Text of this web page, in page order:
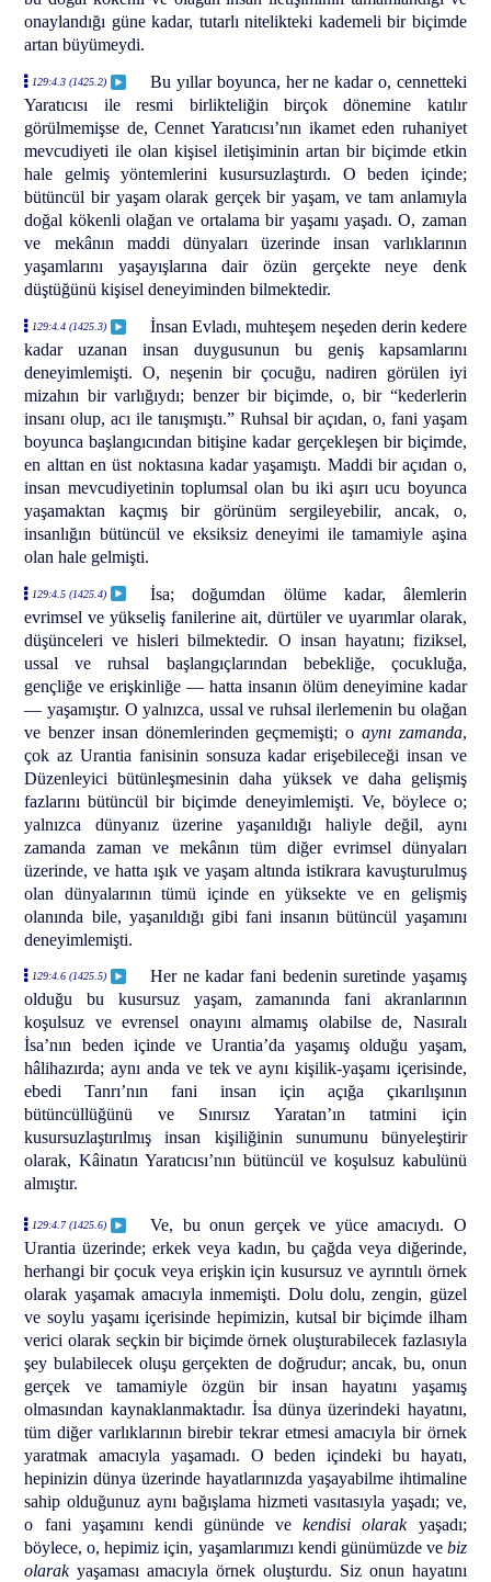
onaylandığı güne kadar, tutarlı nitelikteki kademeli bir biçimde
artan büyümeydi.
129:4.3 (1425.2)
Bu yıllar boyunca, her ne kadar o, cennetteki
Yaratıcısı ile resmi birlikteliğin birçok dönemine katılır
görülmemişse de, Cennet Yaratıcısı’nın ikamet eden ruhaniyet
mevcudiyeti ile olan kişisel iletişiminin artan bir biçimde etkin
hale gelmiş yöntemlerini kusursuzlaştırdı. O beden içinde;
bütüncül bir yaşam olarak gerçek bir yaşam, ve tam anlamıyla
doğal kökenli olağan ve ortalama bir yaşamı yaşadı. O, zaman
ve mekânın maddi dünyaları üzerinde insan varlıklarının
yaşamlarını yaşayışlarına dair özün gerçekte neye denk
düştüğünü kişisel deneyiminden bilmektedir.
129:4.4 (1425.3)
İnsan Evladı, muhteşem neşeden derin kedere
kadar uzanan insan duygusunun bu geniş kapsamlarını
deneyimlemişti. O, neşenin bir çocuğu, nadiren görülen iyi
mizahın bir varlığıydı; benzer bir biçimde, o, bir “kederlerin
insanı olup, acı ile tanışmıştı.” Ruhsal bir açıdan, o, fani yaşam
boyunca başlangıcından bitişine kadar gerçekleşen bir biçimde,
en alttan en üst noktasına kadar yaşamıştı. Maddi bir açıdan o,
insan mevcudiyetinin toplumsal olan bu iki aşırı ucu boyunca
yaşamaktan kaçmış bir görünüm sergileyebilir, ancak, o,
insanlığın bütüncül ve eksiksiz deneyimi ile tamamiyle aşina
olan hale gelmişti.
129:4.5 (1425.4)
İsa; doğumdan ölüme kadar, âlemlerin
evrimsel ve yükseliş fanilerine ait, dürtüler ve uyarımlar olarak,
düşünceleri ve hisleri bilmektedir. O insan hayatını; fiziksel,
ussal ve ruhsal başlangıçlarından bebekliğe, çocukluğa,
gençliğe ve erişkinliğe — hatta insanın ölüm deneyimine kadar
— yaşamıştır. O yalnızca, ussal ve ruhsal ilerlemenin bu olağan
ve benzer insan dönemlerinden geçmemişti; o aynı zamanda,
çok az Urantia fanisinin sonsuza kadar erişebileceği insan ve
Düzenleyici bütünleşmesinin daha yüksek ve daha gelişmiş
fazlarını bütüncül bir biçimde deneyimlemişti. Ve, böylece o;
yalnızca dünyanız üzerine yaşanıldığı haliyle değil, aynı
zamanda zaman ve mekânın tüm diğer evrimsel dünyaları
üzerinde, ve hatta ışık ve yaşam altında istikrara kavuşturulmuş
olan dünyalarının tümü içinde en yüksekte ve en gelişmiş
olanında bile, yaşanıldığı gibi fani insanın bütüncül yaşamını
deneyimlemişti.
129:4.6 (1425.5)
Her ne kadar fani bedenin suretinde yaşamış
olduğu bu kusursuz yaşam, zamanında fani akranlarının
koşulsuz ve evrensel onayını almamış olabilse de, Nasıralı
İsa’nın beden içinde ve Urantia’da yaşamış olduğu yaşam,
hâlihazırda; aynı anda ve tek ve aynı kişilik-yaşamı içerisinde,
ebedi Tanrı’nın fani insan için açığa çıkarılışının
bütüncüllüğünü ve Sınırsız Yaratan’ın tatmini için
kusursuzlaştırılmış insan kişiliğinin sunumunu bünyeleştirir
olarak, Kâinatın Yaratıcısı’nın bütüncül ve koşulsuz kabulünü
almıştır.
129:4.7 (1425.6)
Ve, bu onun gerçek ve yüce amacıydı. O
Urantia üzerinde; erkek veya kadın, bu çağda veya diğerinde,
herhangi bir çocuk veya erişkin için kusursuz ve ayrıntılı örnek
olarak yaşamak amacıyla inmemişti. Dolu dolu, zengin, güzel
ve soylu yaşamı içerisinde hepimizin, kutsal bir biçimde ilham
verici olarak seçkin bir biçimde örnek oluşturabilecek fazlasıyla
şey bulabilecek oluşu gerçekten de doğrudur; ancak, bu, onun
gerçek ve tamamiyle özgün bir insan hayatını yaşamış
olmasından kaynaklanmaktadır. İsa dünya üzerindeki hayatını,
tüm diğer varlıklarının birebir tekrar etmesi amacıyla bir örnek
yaratmak amacıyla yaşamadı. O beden içindeki bu hayatı,
hepinizin dünya üzerinde hayatlarınızda yaşayabilme ihtimaline
sahip olduğunuz aynı bağışlama hizmeti vasıtasıyla yaşadı; ve,
o fani yaşamını kendi gününde vekendisi olarakyaşadı;
böylece, o, hepimiz için, yaşamlarımızı kendi günümüzde ve biz
olarakyaşaması amacıyla örnek oluşturdu. Siz onun hayatını